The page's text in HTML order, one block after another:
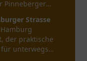
Pinneberger
Strasse
der praktische
unterwegs